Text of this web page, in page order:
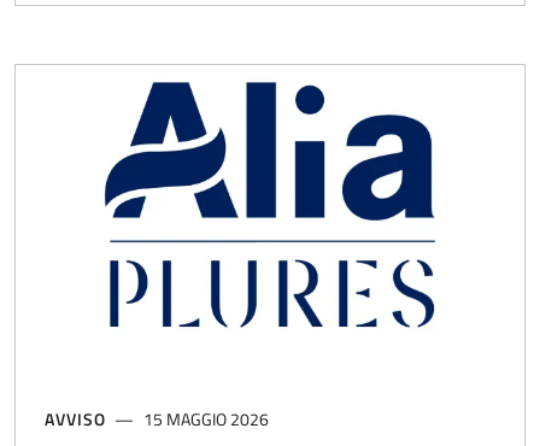
AVVISO 15 MAGGIO 2026